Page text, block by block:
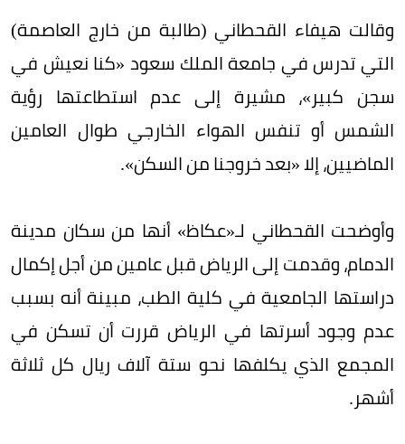
وقالت هيفاء القحطاني (طالبة من خارج العاصمة)
التي تدرس في جامعة الملك سعود «كنا نعيش في
سجن كبير»، مشيرة إلى عدم استطاعتها رؤية
الشمس أو تنفس الهواء الخارجي طوال العامين
الماضيين، إلا «بعد خروجنا من السكن».
وأوضحت القحطاني لـ«عكاظ» أنها من سكان مدينة
الدمام، وقدمت إلى الرياض قبل عامين من أجل إكمال
دراستها الجامعية في كلية الطب، مبينة أنه بسبب
عدم وجود أسرتها في الرياض قررت أن تسكن في
المجمع الذي يكلفها نحو ستة آلاف ريال كل ثلاثة
أشهر.